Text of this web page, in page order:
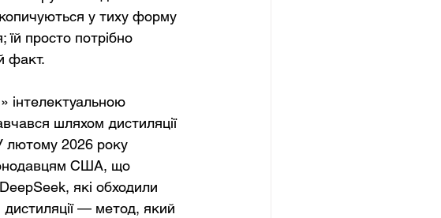
у тиху форму
просто потрібно
факт.
інтелектуальною
шляхом дистиляції
лютому 2026 року
США, що
DeepSeek, які обходили
— метод, який